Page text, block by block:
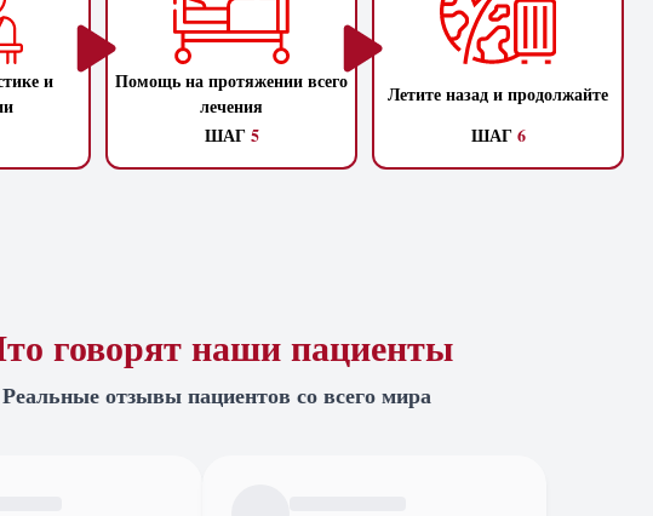
и
Помощь на протяжении всего
лечения
ШАГ5
Летите назад и продолжайте
ШАГ6
говорят наши пациенты
Реальные отзывы пациентов со всего мира